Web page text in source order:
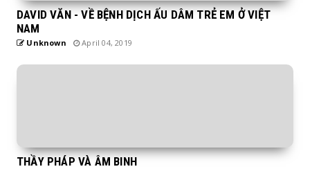
DAVID VĂN - VỀ BỆNH DỊCH ẤU DÂM TRẺ EM Ở VIỆT
NAM
Unknown April 04, 2019
THẦY PHÁP VÀ ÂM BINH